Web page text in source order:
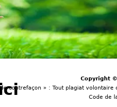
Copyright
contrefaçon » : Tout plagiat
Code de